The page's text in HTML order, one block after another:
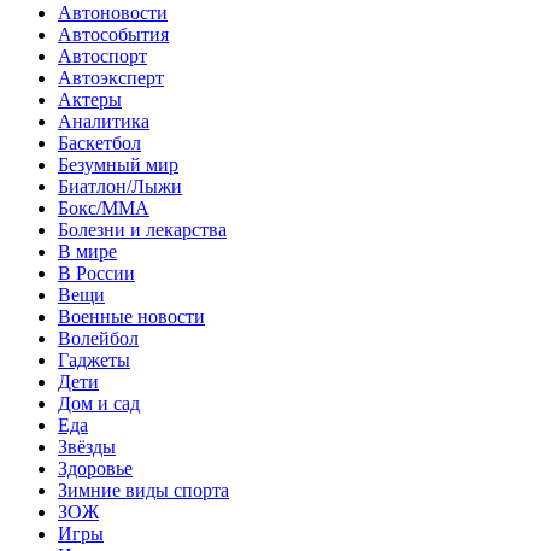
Автоновости
Автособытия
Автоспорт
Автоэксперт
Актеры
Аналитика
Баскетбол
Безумный мир
Биатлон/Лыжи
Бокс/MMA
Болезни и лекарства
В мире
В России
Вещи
Военные новости
Волейбол
Гаджеты
Дети
Дом и сад
Еда
Звёзды
Здоровье
Зимние виды спорта
ЗОЖ
Игры